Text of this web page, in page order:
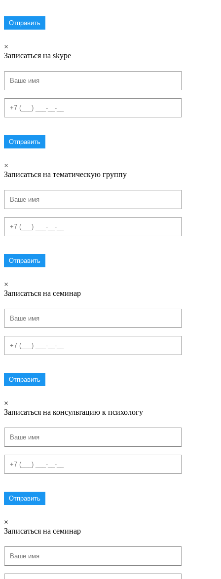
×
Записаться на skype
×
Записаться на тематическую группу
×
Записаться на семинар
×
Записаться на консультацию к психологу
×
Записаться на семинар